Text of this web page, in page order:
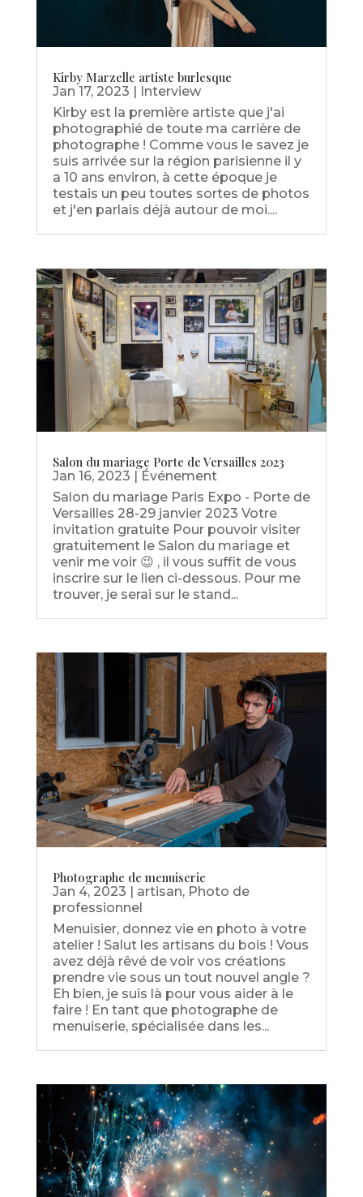
Kirby Marzelle artiste burlesque
Jan 17, 2023
Interview
Kirby est la première artiste que j'ai
photographié de toute ma carrière de
photographe ! Comme vous le savez je
suis arrivée sur la région parisienne il y
a 10 ans environ, à cette époque je
testais un peu toutes sortes de photos
et j'en parlais déjà autour de moi....
Salon du mariage Porte de Versailles 2023
Jan 16, 2023 | Événement
Salon du mariage Paris Expo - Porte de
Versailles 28-29 janvier 2023 Votre
invitation gratuite Pour pouvoir visiter
gratuitement le Salon du mariage et
venir me voir 😉 , il vous suffit de vous
inscrire sur le lien ci-dessous. Pour me
trouver, je serai sur le stand...
Photographe de menuiserie
Jan 4, 2023 | artisan, Photo de
professionnel
Menuisier, donnez vie en photo à votre
atelier ! Salut les artisans du bois ! Vous
avez déjà rêvé de voir vos créations
prendre vie sous un tout nouvel angle ?
Eh bien, je suis là pour vous aider à le
faire ! En tant que photographe de
menuiserie, spécialisée dans les...